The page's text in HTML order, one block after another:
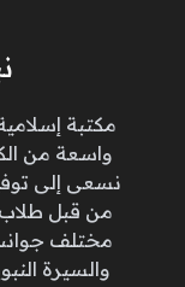
مكتبة
واسعة من
نسعى إلى
من قبل طلاب
مختلف جوانب
والسيرة